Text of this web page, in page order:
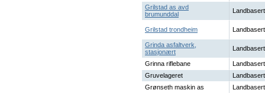
Grilstad as avd
brumunddal
Landbasert
Grilstad trondheim Landbasert
Grinda asfaltverk,
stasjonært
Landbasert
Grinna riflebane
Landbasert
Gruvelageret
Landbasert
Grønseth maskin as
Landbasert